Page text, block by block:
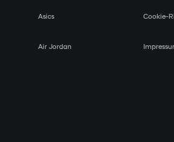
Asics
Air Jordan
Cookie-